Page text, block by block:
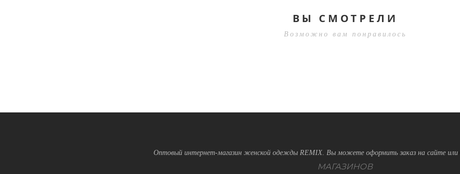
ВЫ СМОТРЕЛИ
Возможно вам понравилось
Оптовый интернет-магазин женской одежды REMIX. Вы можете оформить заказ на сайте или
МАГАЗИНОВ